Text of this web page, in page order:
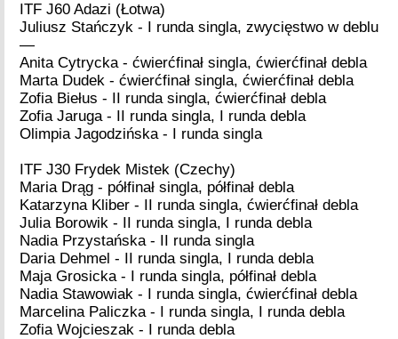
ITF J60 Adazi (Łotwa)
Juliusz Stańczyk - I runda singla, zwycięstwo w deblu
—
Anita Cytrycka - ćwierćfinał singla, ćwierćfinał debla
Marta Dudek - ćwierćfinał singla, ćwierćfinał debla
Zofia Biełus - II runda singla, ćwierćfinał debla
Zofia Jaruga - II runda singla, I runda debla
Olimpia Jagodzińska - I runda singla
ITF J30 Frydek Mistek (Czechy)
Maria Drąg - półfinał singla, półfinał debla
Katarzyna Kliber - II runda singla, ćwierćfinał debla
Julia Borowik - II runda singla, I runda debla
Nadia Przystańska - II runda singla
Daria Dehmel - II runda singla, I runda debla
Maja Grosicka - I runda singla, półfinał debla
Nadia Stawowiak - I runda singla, ćwierćfinał debla
Marcelina Paliczka - I runda singla, I runda debla
Zofia Wojcieszak - I runda debla